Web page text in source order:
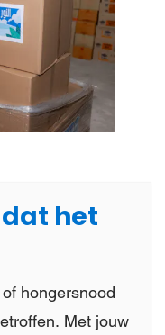
het
hongersnood
Met jouw